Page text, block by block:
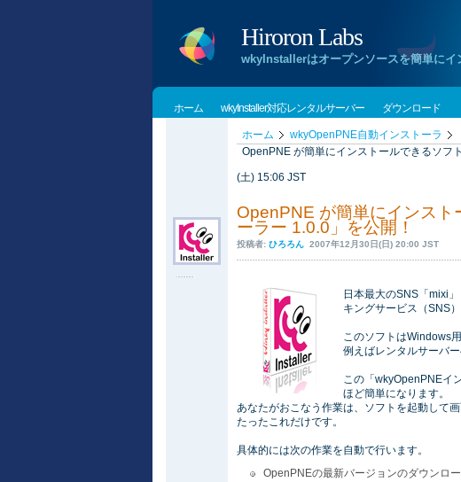
Hiroron Labs
wkyInstallerはオープンソースを簡単にイ
ホーム wkyInstaller対応レンタルサーバー ダウンロード
ホーム
wkyOpenPNE自動インストーラ
OpenPNE が簡単にインストールできるソフ
(土) 15:06 JST
OpenPNE が簡単にインス
ーラー 1.0.0」を公開！
投稿者: ひろろん 2007年12月30日(日) 20:00 JST
日本最大のSNS「mixi
キングサービス（SNS
このソフトはWindows
例えばレンタルサーバ
この「wkyOpenPNEイ
ほど簡単になります。
あなたがおこなう作業は、ソフトを起動して
たったこれだけです。
具体的には次の作業を自動で行います。
OpenPNEの最新バージョンのダウンロ